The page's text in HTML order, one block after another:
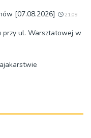
[07.08.2026] 21:09
przy ul. Warsztatowej w